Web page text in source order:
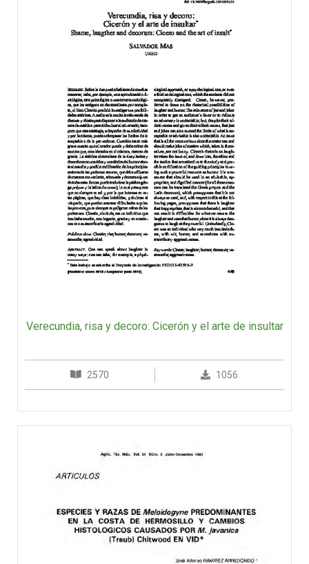
Verecundia, risa y decoro: Cicerón y el arte de insultar
2570 1056